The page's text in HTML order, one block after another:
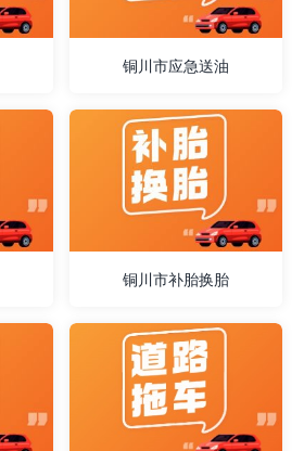
铜川市应急送油
铜川市补胎换胎